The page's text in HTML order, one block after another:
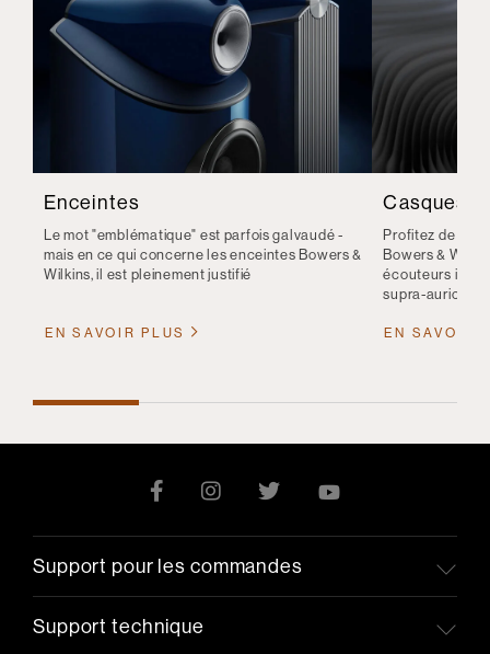
Enceintes
Le mot "emblématique" est parfois galvaudé -
mais en ce qui concerne les enceintes Bowers &
Wilkins, il est pleinement justifié
EN SAVOIR PLUS
Casques
Profitez de la
Bowers &
écouteurs
supra-
EN SAVOIR
Support pour les commandes
Support technique